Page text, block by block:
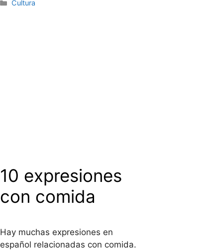
Categorías
Cultura
10 expresiones
con comida
Hay muchas expresiones en
español relacionadas con comida.